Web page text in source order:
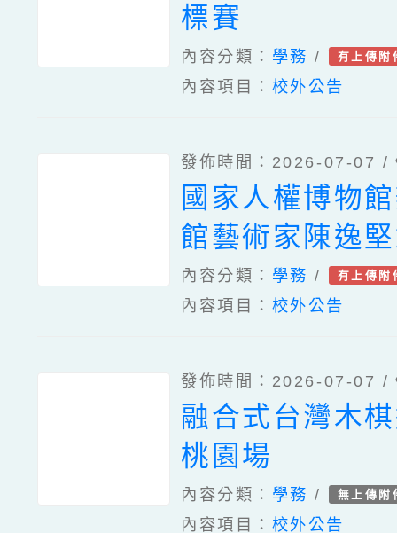
標賽
內容分類： 學務 / 有上傳附
內容項目： 校外公告
發佈時間：2026-07-07 /
國家人權博物
館藝術家陳逸
會｜狂喜的真
為臺灣國族心
內容分類： 學務 / 有上傳附
內容項目： 校外公告
發佈時間：2026-07-07 /
融合式台灣木
桃園場
內容分類： 學務 / 無上傳附
內容項目： 校外公告